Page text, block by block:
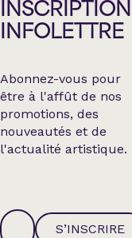
INSCRIPTION
INFOLETTRE
Abonnez-vous pour
être à l'affût de nos
promotions, des
nouveautés et de
l'actualité artistique.
S’INSCRIRE